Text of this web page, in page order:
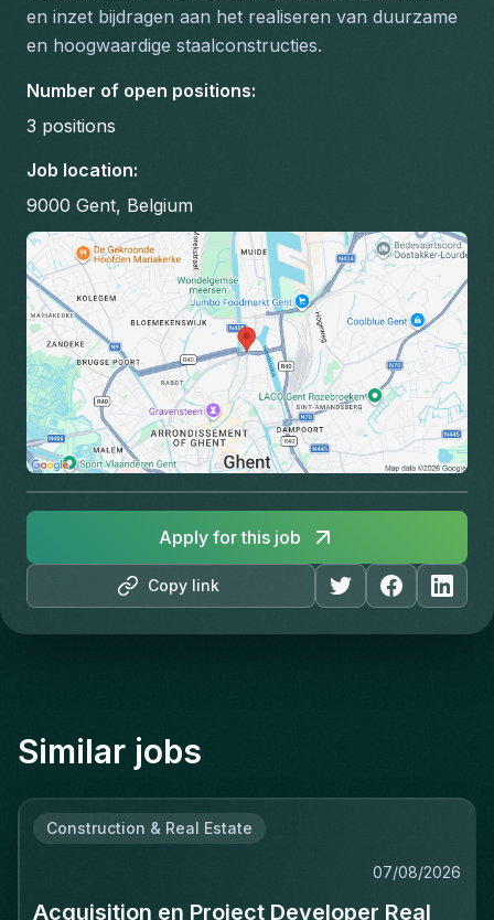
en inzet bijdragen aan het realiseren van duurzame
en hoogwaardige staalconstructies.
Number of open positions:
3 positions
Job location:
9000 Gent, Belgium
Copy link
Apply for this job
Similar jobs
Construction & Real Estate
07/08/2026
Acquisition en Project Developer Real